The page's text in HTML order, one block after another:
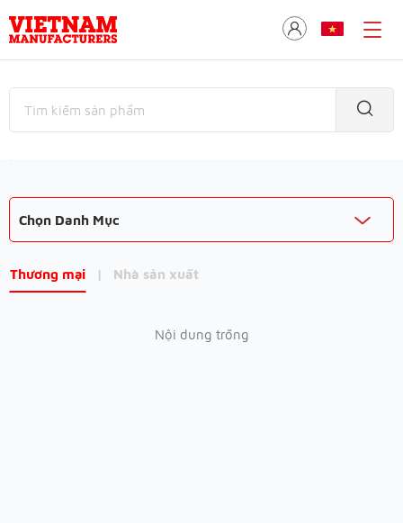
Chọn Danh Mục
Thương mại | Nhà sản xuất
Nội dung trống